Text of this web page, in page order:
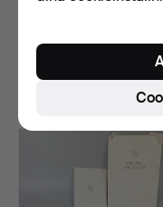
MED ROSA
3 bud